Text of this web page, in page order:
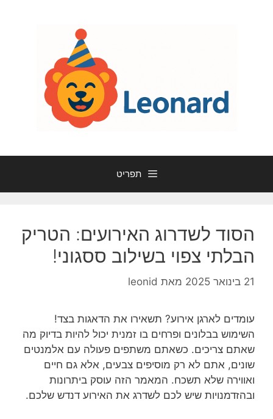
תפריט
הסוד לשדרוג האירועים: הטריק
הבלתי צפוי בשילוב ססגוני!
21 בינואר 2025 מאת leonid
עומדים לארגן אירוע? תשאירו את הדאגות בצד!
השימוש בבלונים ופרחים בו זמנית יכול להיות בדיוק מה
שאתם צריכים. כשאתם משתפים פעולה עם אלמנטים
שונים, אתם לא רק מוסיפים צבעים, אלא גם חיים
ואווירה שלא תשכח. המאמר הזה עוסק ביתרונות
ובהזדמנויות שיש לכם לשדרג את האירוע דנדש שלכם.